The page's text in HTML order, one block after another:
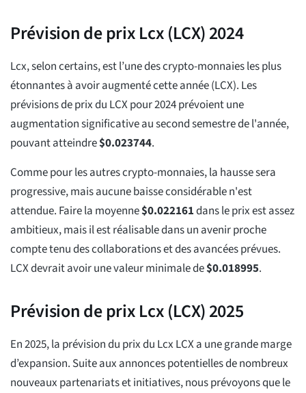
Prévision de prix Lcx (LCX) 2024
Lcx, selon certains, est l’une des crypto-monnaies les plus
étonnantes à avoir augmenté cette année (LCX). Les
prévisions de prix du LCX pour 2024 prévoient une
augmentation significative au second semestre de l'année,
pouvant atteindre$0.023744.
Comme pour les autres crypto-monnaies, la hausse sera
progressive, mais aucune baisse considérable n'est
attendue. Faire la moyenne$0.022161dans le prix est assez
ambitieux, mais il est réalisable dans un avenir proche
compte tenu des collaborations et des avancées prévues.
LCX devrait avoir une valeur minimale de$0.018995.
Prévision de prix Lcx (LCX) 2025
En 2025, la prévision du prix du Lcx LCX a une grande marge
d’expansion. Suite aux annonces potentielles de nombreux
nouveaux partenariats et initiatives, nous prévoyons que le